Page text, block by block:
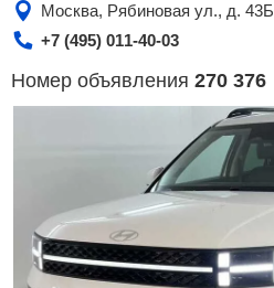
СЕРВИС
УСЛУГИ
КОНТАКТЫ
Москва, Рябиновая ул., д. 43Б
+7 (495) 011-40-03
Номер объявления 270 376